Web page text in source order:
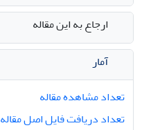
ارجاع به این مقاله
آمار
تعداد مشاهده مقاله
تعداد دریافت فایل اصل مقاله